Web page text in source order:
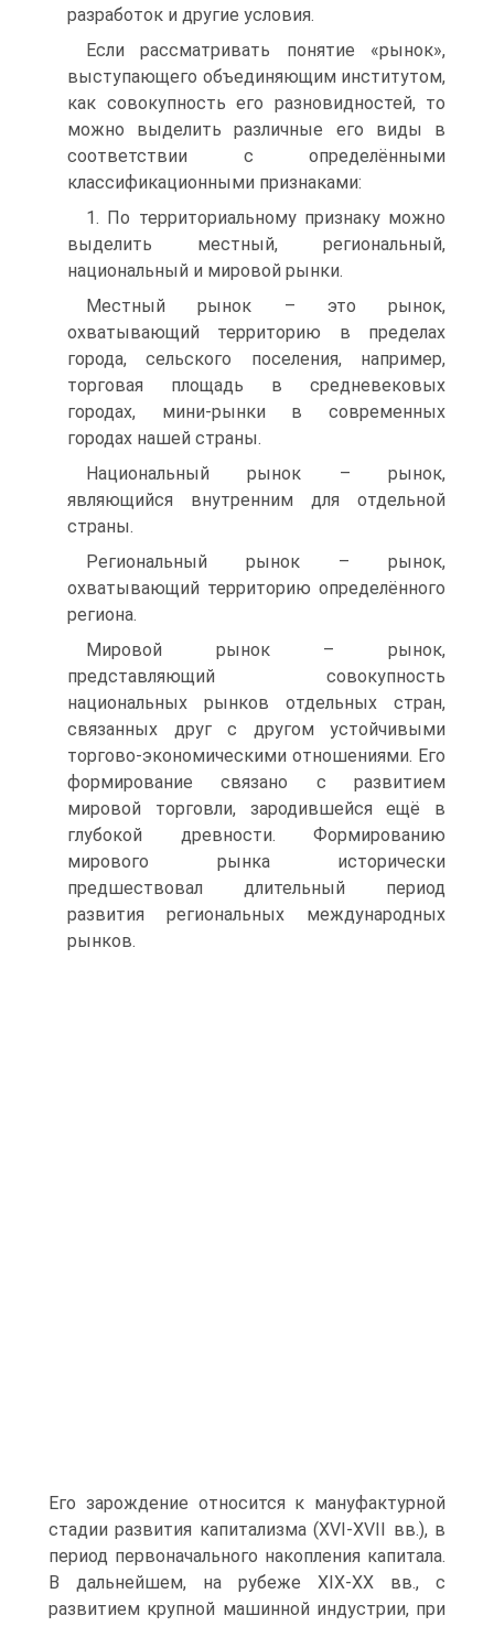
разработок и другие условия.
Если рассматривать понятие «рынок»,
выступающего объединяющим институтом,
как совокупность его разновидностей, то
можно выделить различные его виды в
соответствии с определёнными
классификационными признаками:
1. По территориальному признаку можно
выделить местный, региональный,
национальный и мировой рынки.
Местный рынок – это рынок,
охватывающий территорию в пределах
города, сельского поселения, например,
торговая площадь в средневековых
городах, мини-рынки в современных
городах нашей страны.
Национальный рынок – рынок,
являющийся внутренним для отдельной
страны.
Региональный рынок – рынок,
охватывающий территорию определённого
региона.
Мировой рынок – рынок,
представляющий совокупность
национальных рынков отдельных стран,
связанных друг с другом устойчивыми
торгово-экономическими отношениями. Его
формирование связано с развитием
мировой торговли, зародившейся ещё в
глубокой древности. Формированию
мирового рынка исторически
предшествовал длительный период
развития региональных международных
рынков.
Его зарождение относится к мануфактурной
стадии развития капитализма (XVI-XVII вв.), в
период первоначального накопления капитала.
В дальнейшем, на рубеже XIX-XX вв., с
развитием крупной машинной индустрии, при